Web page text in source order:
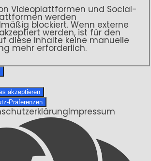
Videoplattformen und Social-
werden
blockiert. Wenn externe
werden, ist für den
diese Inhalte keine manuelle
mehr erforderlich.
akzeptieren
Präferenzen
Impressum